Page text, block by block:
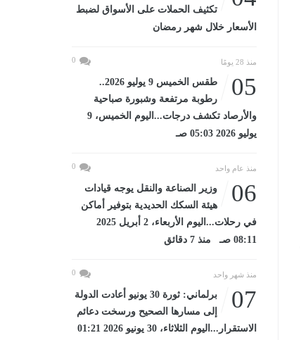
تكثيف الحملات على الأسواق لضبط
الأسعار خلال شهر رمضان
منذ 28 يومًا 0
05
طقس الخميس 9 يوليو 2026..
رطوبة مرتفعة وشبورة صباحية
والأرصاد تكشف درجات...اليوم الخميس، 9
يوليو 2026 05:03 صـ
منذ عام واحد 0
06
وزير الصناعة والنقل يوجه قيادات
هيئة السكك الحديدية بتوفير أماكن
في رحلات...اليوم الأربعاء، 2 أبريل 2025
08:11 صـ منذ 7 دقائق
منذ شهر واحد 0
07
برلماني: ثورة 30 يونيو أعادت الدولة
إلى مسارها الصحيح ورسخت دعائم
الاستقرار...اليوم الثلاثاء، 30 يونيو 2026 01:21